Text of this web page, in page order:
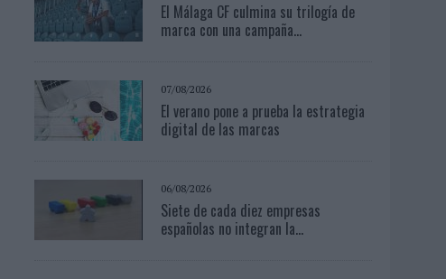
El Málaga CF culmina su trilogía de
marca con una campaña...
07/08/2026
El verano pone a prueba la estrategia
digital de las marcas
06/08/2026
Siete de cada diez empresas
españolas no integran la...